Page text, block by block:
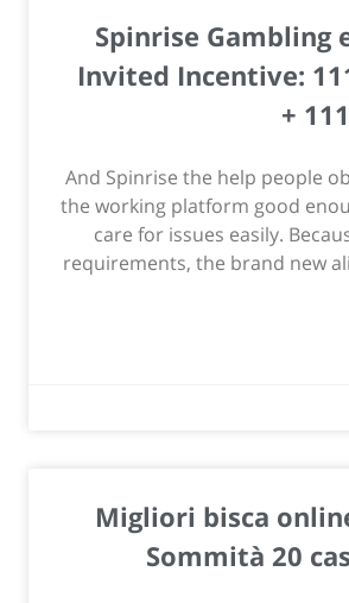
Spinrise Gambling
Invited Incentive:
+
And Spinrise the help people
the working platform good
care for issues easily.
requirements, the brand new
Migliori bisca
Sommità 20